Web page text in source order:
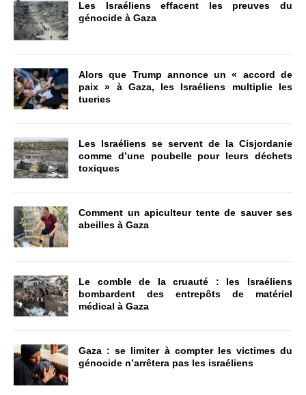
Les Israéliens effacent les preuves du
génocide à Gaza
Alors que Trump annonce un « accord de
paix » à Gaza, les Israéliens multiplie les
tueries
Les Israéliens se servent de la Cisjordanie
comme d’une poubelle pour leurs déchets
toxiques
Comment un apiculteur tente de sauver ses
abeilles à Gaza
Le comble de la cruauté : les Israéliens
bombardent des entrepôts de matériel
médical à Gaza
Gaza : se limiter à compter les victimes du
génocide n’arrêtera pas les israéliens